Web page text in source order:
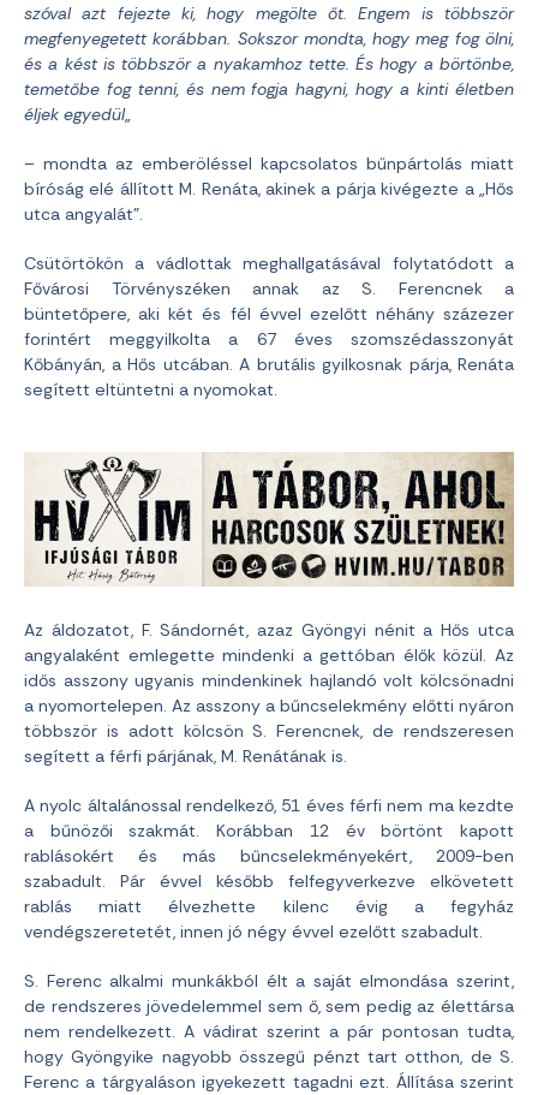
szóval azt fejezte ki, hogy megölte őt. Engem is többször
megfenyegetett korábban. Sokszor mondta, hogy meg fog ölni,
és a kést is többször a nyakamhoz tette. És hogy a börtönbe,
temetőbe fog tenni, és nem fogja hagyni, hogy a kinti életben
éljek egyedül„
– mondta az emberöléssel kapcsolatos bűnpártolás miatt
bíróság elé állított M. Renáta, akinek a párja kivégezte a „Hős
utca angyalát”.
Csütörtökön a vádlottak meghallgatásával folytatódott a
Fővárosi Törvényszéken annak az S. Ferencnek a
büntetőpere, aki két és fél évvel ezelőtt néhány százezer
forintért meggyilkolta a 67 éves szomszédasszonyát
Kőbányán, a Hős utcában. A brutális gyilkosnak párja, Renáta
segített eltüntetni a nyomokat.
Az áldozatot, F. Sándornét, azaz Gyöngyi nénit a Hős utca
angyalaként emlegette mindenki a gettóban élők közül. Az
idős asszony ugyanis mindenkinek hajlandó volt kölcsönadni
a nyomortelepen. Az asszony a bűncselekmény előtti nyáron
többször is adott kölcsön S. Ferencnek, de rendszeresen
segített a férfi párjának, M. Renátának is.
A nyolc általánossal rendelkező, 51 éves férfi nem ma kezdte
a bűnözői szakmát. Korábban 12 év börtönt kapott
rablásokért és más bűncselekményekért, 2009-ben
szabadult. Pár évvel később felfegyverkezve elkövetett
rablás miatt élvezhette kilenc évig a fegyház
vendégszeretetét, innen jó négy évvel ezelőtt szabadult.
S. Ferenc alkalmi munkákból élt a saját elmondása szerint,
de rendszeres jövedelemmel sem ő, sem pedig az élettársa
nem rendelkezett. A vádirat szerint a pár pontosan tudta,
hogy Gyöngyike nagyobb összegű pénzt tart otthon, de S.
Ferenc a tárgyaláson igyekezett tagadni ezt. Állítása szerint